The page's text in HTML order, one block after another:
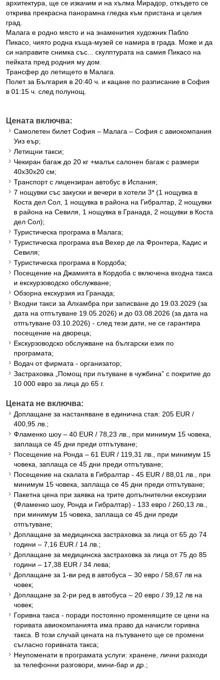
архитектура, ще се изкачим и на хълма Мирадор, откъдето се
открива прекрасна панорамна гледка към пристана и целия
град.
Малага е родно място и на знаменития художник Пабло
Пикасо, чиято родна къща-музей се намира в града. Може и да
си направите снимка със... скулптурата на самия Пикасо на
пейката пред родния му дом.
Трансфер до летището в Малага.
Полет за България в 20:40 ч. и кацане по разписание в София
в 01:15 ч. след полунощ.
Цената включва:
Самолетен билет София – Малага – София с авиокомпания
Уиз еър;
Летищни такси;
Чекиран багаж до 20 кг +малък салонен багаж с размери
40х30х20 см;
Транспорт с лицензиран автобус в Испания;
7 нощувки със закуски и вечери в хотели 3* (1 нощувка в
Коста дел Сол, 1 нощувка в района на Гибралтар, 2 нощувки
в района на Севиля, 1 нощувка в Гранада, 2 нощувки в Коста
дел Сол);
Туристическа програма в Малага;
Туристическа програма във Вехер де ла Фронтера, Кадис и
Севиля;
Туристическа програма в Кордоба;
Посещение на Джамията в Кордоба с включена входна такса
и екскурзоводско обслужване;
Обзорна екскурзия из Гранада;
Входни такси за Алхамбра при записване до 19.03.2029 (за
дата на отпътуване 19.05.2026) и до 03.08.2026 (за дата на
отпътуване 03.10.2026) - след тези дати, не се гарантира
посещение на двореца;
Екскурзоводско обслужване на български език по
програмата;
Водач от фирмата - организатор;
Застраховка „Помощ при пътуване в чужбина” с покритие до
10 000 евро за лица до 65 г.
Цената не включва:
Доплащане за настаняване в единична стая: 205 EUR /
400,95 лв.;
Фламенко шоу – 40 EUR / 78,23 лв., при минимум 15 човека,
заплаща се 45 дни преди отпътуване;
Посещение на Ронда – 61 EUR / 119,31 лв., при минимум 15
човека, заплаща се 45 дни преди отпътуване;
Посещение на скалата в Гибралтар - 45 EUR / 88,01 лв., при
минимум 15 човека, заплаща се 45 дни преди отпътуване;
Пакетна цена при заявка на трите допълнителни екскурзии
(Фламенко шоу, Ронда и Гибралтар) - 133 евро / 260,13 лв.,
при минимум 15 човека, заплаща се 45 дни преди
отпътуване;
Доплащане за медицинска застраховка за лица от 65 до 74
години – 7,16 EUR / 14 лв.;
Доплащане за медицинска застраховка за лица от 75 до 85
години – 17,38 EUR / 34 лева;
Доплащане за 1-ви ред в автобуса – 30 евро / 58,67 лв на
човек;
Доплащане за 2-ри ред в автобуса – 20 евро / 39,12 лв на
човек;
Горивна такса - поради постоянно променящите се цени на
горивата авиокомпанията има право да начисли горивна
такса. В този случай цената на пътуването ще се промени
съгласно горивната такса;
Неупоменати в програмата услуги: хранене, лични разходи
за телефонни разговори, мини-бар и др.;